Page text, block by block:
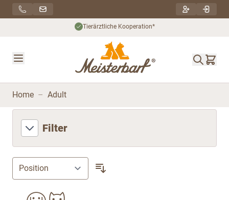
Direkt zum Inhalt
Tierärztliche Kooperation*
Home – Adult
Filter